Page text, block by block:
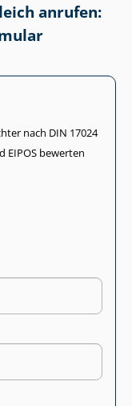
anrufen:
nach DIN 17024
EIPOS bewerten